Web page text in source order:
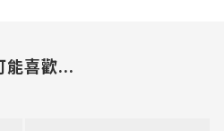
能喜歡...